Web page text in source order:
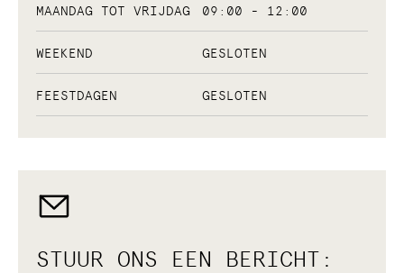
MAANDAG TOT VRIJDAG 09:00 - 12:00
WEEKEND GESLOTEN
FEESTDAGEN GESLOTEN
STUUR ONS EEN BERICHT: